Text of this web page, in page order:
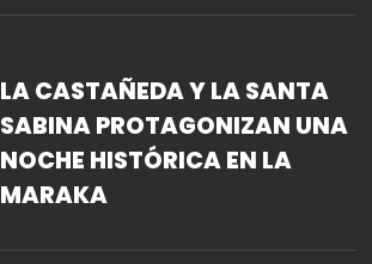
LA CASTAÑEDA Y LA SANTA
SABINA PROTAGONIZAN UNA
NOCHE HISTÓRICA EN LA
MARAKA